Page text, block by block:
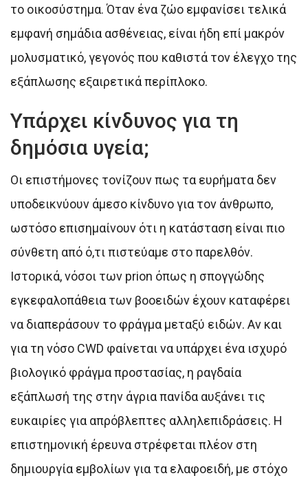
το οικοσύστημα. Όταν ένα ζώο εμφανίσει τελικά
εμφανή σημάδια ασθένειας, είναι ήδη επί μακρόν
μολυσματικό, γεγονός που καθιστά τον έλεγχο της
εξάπλωσης εξαιρετικά περίπλοκο.
Υπάρχει κίνδυνος για τη
δημόσια υγεία;
Οι επιστήμονες τονίζουν πως τα ευρήματα δεν
υποδεικνύουν άμεσο κίνδυνο για τον άνθρωπο,
ωστόσο επισημαίνουν ότι η κατάσταση είναι πιο
σύνθετη από ό,τι πιστεύαμε στο παρελθόν.
Ιστορικά, νόσοι των prion όπως η σπογγώδης
εγκεφαλοπάθεια των βοοειδών έχουν καταφέρει
να διαπεράσουν το φράγμα μεταξύ ειδών. Αν και
για τη νόσο CWD φαίνεται να υπάρχει ένα ισχυρό
βιολογικό φράγμα προστασίας, η ραγδαία
εξάπλωσή της στην άγρια πανίδα αυξάνει τις
ευκαιρίες για απρόβλεπτες αλληλεπιδράσεις. Η
επιστημονική έρευνα στρέφεται πλέον στη
δημιουργία εμβολίων για τα ελαφοειδή, με στόχο